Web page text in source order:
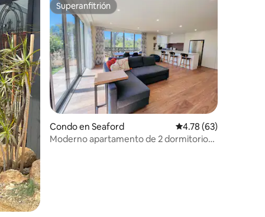
Superanfitrión
Superanfitrión
Condo en Seaford Calificación
4.78 (63)
Moderno apartamento de 2 dormitorios